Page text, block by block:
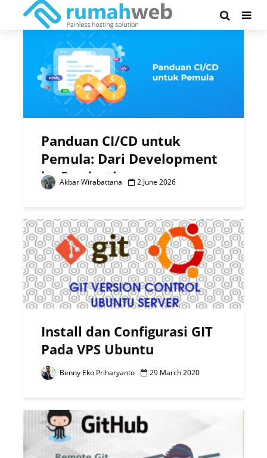
Tag - developer
Panduan CI/CD untuk
Pemula: Dari Development
ke Production
Akbar Wirabattana 2 June 2026
Install dan Configurasi GIT
Pada VPS Ubuntu
Benny Eko Priharyanto 29 March 2020